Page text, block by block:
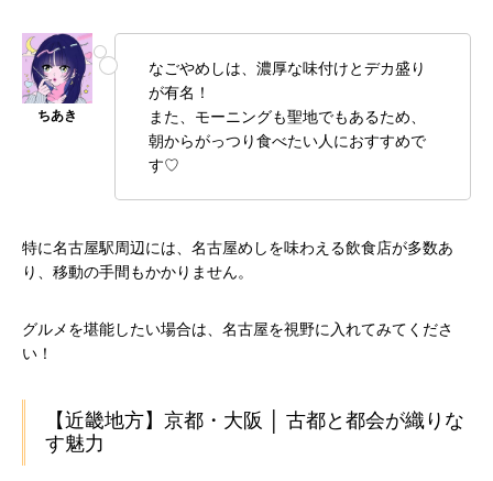
なごやめしは、濃厚な味付けとデカ盛り
が有名！
また、モーニングも聖地でもあるため、
朝からがっつり食べたい人におすすめで
す♡
特に名古屋駅周辺には、名古屋めしを味わえる飲食店が多数あ
り、移動の手間もかかりません。
グルメを堪能したい場合は、名古屋を視野に入れてみてくださ
い！
【近畿地方】京都・大阪 │ 古都と都会が織りな
す魅力